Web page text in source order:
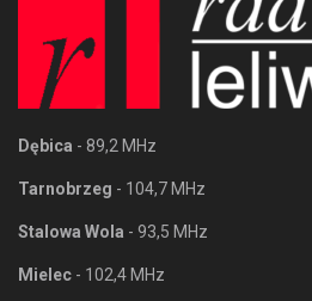
Dębica - 89,2 MHz
Tarnobrzeg - 104,7 MHz
Stalowa Wola - 93,5 MHz
Mielec - 102,4 MHz